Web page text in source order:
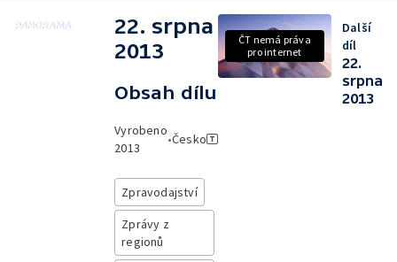
22. srpna
2013
Obsah dílu
Vyrobeno
2013
•Česko
Zpravodajství
Zprávy z
regionů
ČT nemá práva
pro internet
Další
díl
22.
srpna
2013